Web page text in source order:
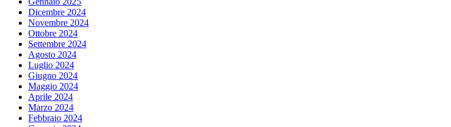
Dicembre 2024
Novembre 2024
Ottobre 2024
Settembre 2024
Agosto 2024
Luglio 2024
Giugno 2024
Maggio 2024
Aprile 2024
Marzo 2024
Febbraio 2024